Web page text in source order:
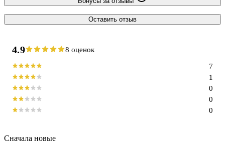
Оставить отзыв
4.9 8 оценок
0
0
0
1
7
Сначала новые